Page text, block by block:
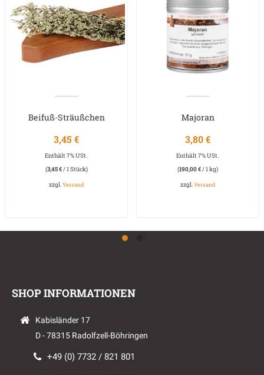
Beifuß-Sträußchen
3,45 €
Enthält 7% USt.
(3,45€/ 1 Stück)
zzgl.Versand
Majoran
3,80€
Enthält 7% USt.
(190,00€/ 1 kg)
zzgl.Versand
SHOP INFORMATIONEN
Kabisländer 17
D - 78315 Radolfzell-Böhringen
+49 (0) 7732 / 821 801